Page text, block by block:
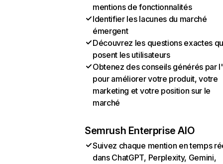
mentions de fonctionnalités
Identifier les lacunes du marché
émergent
Découvrez les questions exactes
posent les utilisateurs
Obtenez des conseils générés par
pour améliorer votre produit, votre
marketing et votre position sur le
marché
Semrush Enterprise AIO
Suivez chaque mention en temps
dans ChatGPT, Perplexity, Gemini,